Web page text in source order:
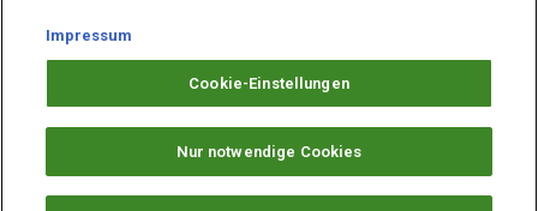
Prämien Impressum
Prämien Datenschutz
Cookie-Einstellungen
Impressum
Cookie-Einstellungen
Nur notwendige Cookies